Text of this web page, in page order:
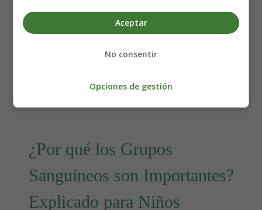
Ciencias de la Naturaleza
para Niños
¿Por qué los Grupos
Sanguíneos son Importantes?
Explicado para Niños
Aceptar
No consentir
Opciones de gestión